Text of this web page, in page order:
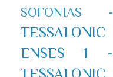
SOFONIAS -
TESSALONIC
ENSES 1 -
TESSALONIC